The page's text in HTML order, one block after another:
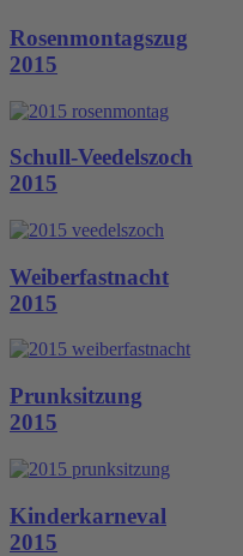
Rosenmontagszug
2015
Schull-Veedelszoch
2015
Weiberfastnacht
2015
Prunksitzung
2015
Kinderkarneval
2015